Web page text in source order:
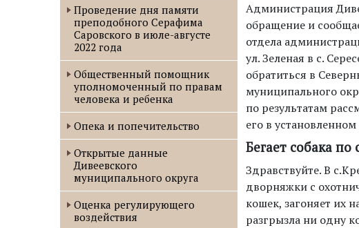
Проведение дня памяти
преподобного Серафима
Саровского в июле-августе
2022 года
Oбщественный помощник
уполномоченный по правам
человека и ребенка
Опека и попечительство
Открытые данные
Дивеевского
муниципального округа
Оценка регулирующего
воздействия
Администрация
обращение и
отдела
ул. Зеленая в с.
обратиться в
муниципального
по результатам
его в
Бегает собака
Здравствуйте. В
дворняжки с
кошек, загоняет их
разгрызла ни одну